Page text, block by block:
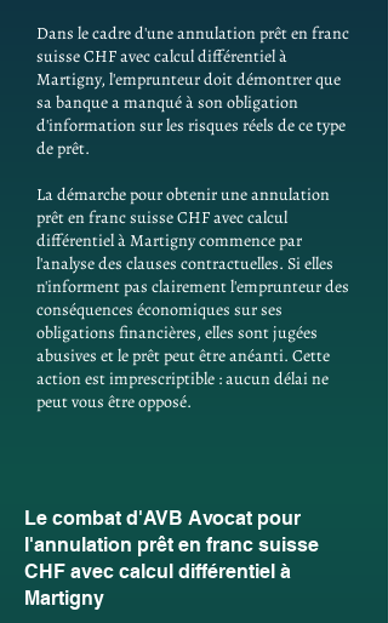
Dans le cadre d'une annulation prêt en franc
suisse CHF avec calcul différentiel à
Martigny, l'emprunteur doit démontrer que
sa banque a manqué à son obligation
d'information sur les risques réels de ce type
de prêt.
La démarche pour obtenir une annulation
prêt en franc suisse CHF avec calcul
différentiel à Martigny commence par
l'analyse des clauses contractuelles. Si elles
n'informent pas clairement l'emprunteur des
conséquences économiques sur ses
obligations financières, elles sont jugées
abusives et le prêt peut être anéanti. Cette
action est imprescriptible : aucun délai ne
peut vous être opposé.
Le combat d'AVB Avocat pour
l'annulation prêt en franc suisse
CHF avec calcul différentiel à
Martigny